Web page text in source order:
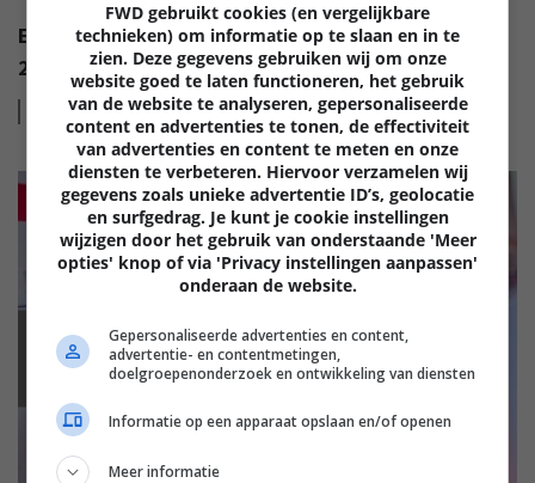
EISA AWARDS: WAT ZIJN DE BESTE PRODUCTEN VAN
2022?
meer
FWD gebruikt cookies (en vergelijkbare
technieken) om informatie op te slaan en in te
zien. Deze gegevens gebruiken wij om onze
website goed te laten functioneren, het gebruik
van de website te analyseren, gepersonaliseerde
content en advertenties te tonen, de effectiviteit
van advertenties en content te meten en onze
diensten te verbeteren. Hiervoor verzamelen wij
gegevens zoals unieke advertentie ID’s, geolocatie
en surfgedrag. Je kunt je cookie instellingen
wijzigen door het gebruik van onderstaande 'Meer
opties' knop of via 'Privacy instellingen aanpassen'
onderaan de website.
Gepersonaliseerde advertenties en content,
advertentie- en contentmetingen,
doelgroepenonderzoek en ontwikkeling van diensten
Informatie op een apparaat opslaan en/of openen
Meer informatie